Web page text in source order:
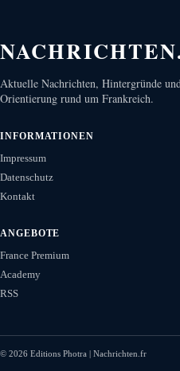
Aktuelle Nachrichten, Hintergründe
Orientierung rund um Frankreich.
INFORMATIONEN
Impressum
Datenschutz
Kontakt
ANGEBOTE
France Premium
Academy
RSS
© 2026 Editions Photra | Nachrichten.fr